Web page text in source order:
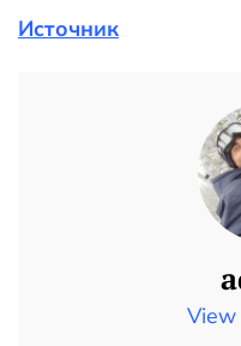
Источник
View